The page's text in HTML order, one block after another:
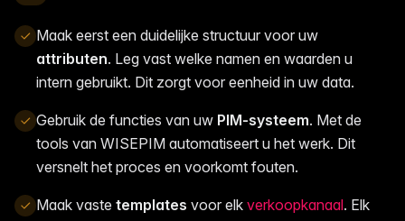
Maak eerst een duidelijke structuur voor uw
attributen. Leg vast welke namen en waarden u
intern gebruikt. Dit zorgt voor eenheid in uw data.
Gebruik de functies van uw PIM-systeem. Met de
tools van WISEPIM automatiseert u het werk. Dit
versnelt het proces en voorkomt fouten.
Maak vaste templates voor elk verkoopkanaal. Elk